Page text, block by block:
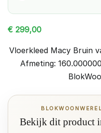
€ 299,00
Vloerkleed Macy Bruin
Afmeting:
Bekijk dit product